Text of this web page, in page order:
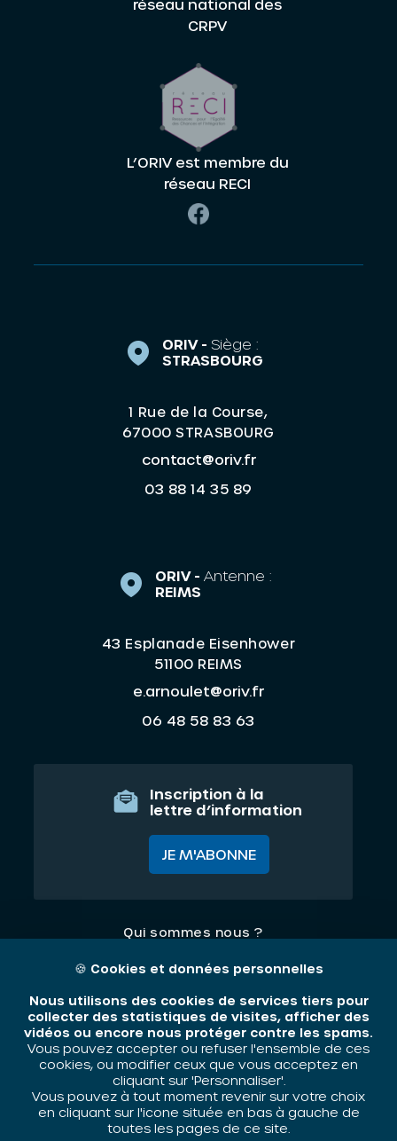
réseau national des
CRPV
L’ORIV est membre du
réseau RECI
ORIV - Siège :
STRASBOURG
1 Rue de la Course,
67000 STRASBOURG
contact@oriv.fr
03 88 14 35 89
ORIV - Antenne :
REIMS
43 Esplanade Eisenhower
51100 REIMS
e.arnoulet@oriv.fr
06 48 58 83 63
Inscription à la
lettre d’information
JE M'ABONNE
Qui sommes nous ?
Nos thématiques
Mentions légales
ORIV - 2026 / Tous droits réservés
🍪 Cookies et données personnelles
Nous utilisons des cookies de services tiers pour
collecter des statistiques de visites, afficher des
vidéos ou encore nous protéger contre les spams.
Vous pouvez accepter ou refuser l'ensemble de ces
cookies, ou modifier ceux que vous acceptez en
cliquant sur 'Personnaliser'.
Vous pouvez à tout moment revenir sur votre choix
en cliquant sur l'icone située en bas à gauche de
toutes les pages de ce site.